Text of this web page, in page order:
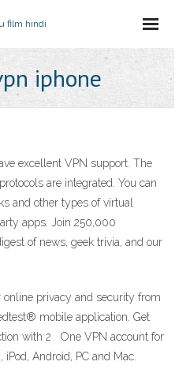
film hindi
iphone
excellent VPN support. The
are integrated. You can
and other types of virtual
apps. Join 250,000
of news, geek trivia, and our
online privacy and security from
mobile application. Get
with 2 One VPN account for
Android, PC and Mac.